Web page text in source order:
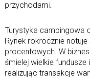
przychodami.
Turystyka campingowa
Rynek rokrocznie
procentowych. W
śmielej wielkie fundusze
realizując transakcje